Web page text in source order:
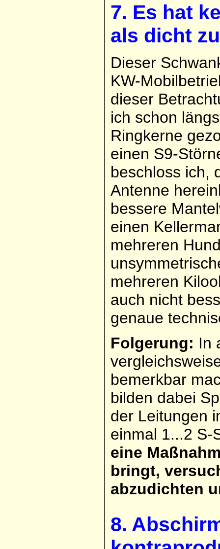
7. Es hat
als dicht
Dieser
KW-
dieser
ich schon
Ringkerne
einen S9-
beschloss ich,
Antenne
bessere
einen
mehreren
mehreren
auch nicht
genaue
Folgerung: In
bemerkbar
bilden dabei
der Leitungen
einmal 1...2
eine
bringt,
abzudichten
8.